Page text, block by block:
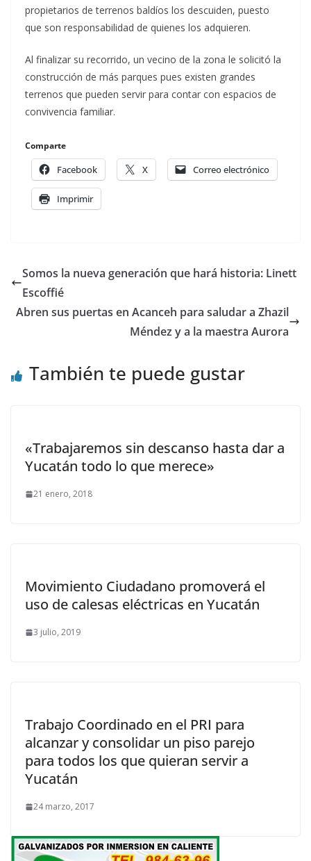
propietarios de terrenos baldíos los descuiden, puesto
que son responsabilidad de quienes los adquieren.
Al finalizar su recorrido, un vecino de la zona le solicitó la
construcción de más parques pues existen grandes
terrenos que pueden servir para contar con espacios de
convivencia familiar.
Comparte
Facebook X Correo electrónico
Imprimir
Somos la nueva generación que hará historia: Linett
Escoffié
Abren sus puertas en Acanceh para saludar a Zhazil
Méndez y a la maestra Aurora
También te puede gustar
«Trabajaremos sin descanso hasta dar a
Yucatán todo lo que merece»
21 enero, 2018
Movimiento Ciudadano promoverá el
uso de calesas eléctricas en Yucatán
3 julio, 2019
Trabajo Coordinado en el PRI para
alcanzar y consolidar un piso parejo
para todos los que quieran servir a
Yucatán
24 marzo, 2017